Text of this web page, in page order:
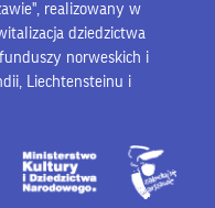
realizowany w
dziedzictwa
norweskich i
Liechtensteinu i